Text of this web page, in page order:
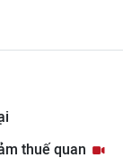
thuế quan